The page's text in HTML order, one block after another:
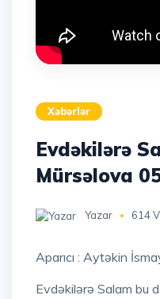
Xəbərlər
Evdəkilərə
Mürsəlova
Yazar 614
Aparıcı : Aytəkin
Evdəkilərə Salam bu dəfə Yeganə Mürsəlovanın